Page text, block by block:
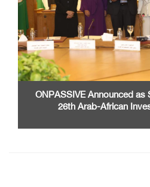
ONPASSIVE Announced
26th Arab-African